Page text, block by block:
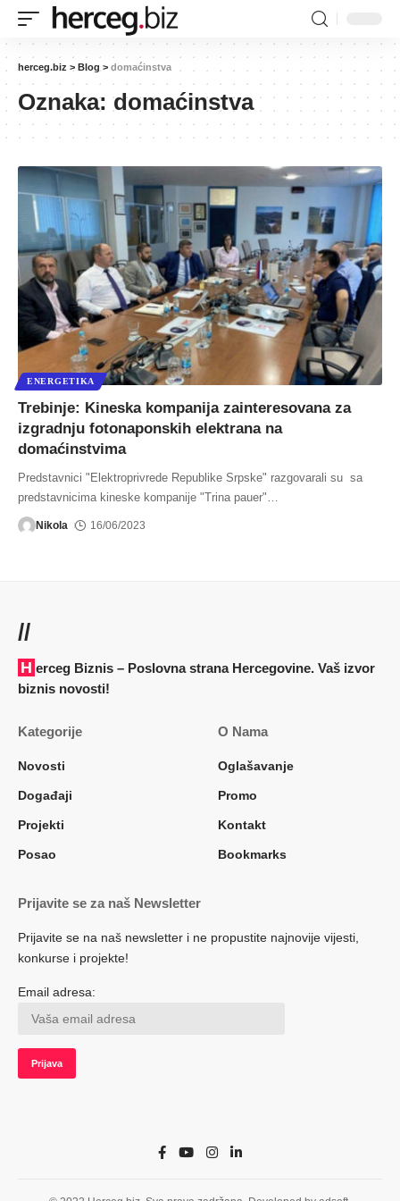
herceg.biz > Blog > domaćinstva
Oznaka:domaćinstva
ENERGETIKA
Trebinje: Kineska kompanija zainteresovana za
izgradnju fotonaponskih elektrana na
domaćinstvima
Predstavnici "Elektroprivrede Republike Srpske" razgovarali su sa
predstavnicima kineske kompanije "Trina pauer"
Nikola 16/06/2023
//
Herceg Biznis – Poslovna strana Hercegovine. Vaš izvor
biznis novosti!
Kategorije
Novosti
Događaji
Projekti
Posao
O Nama
Oglašavanje
Promo
Kontakt
Bookmarks
Prijavite se za naš Newsletter
Prijavite se na naš newsletter i ne propustite najnovije vijesti,
konkurse i projekte!
Email adresa: